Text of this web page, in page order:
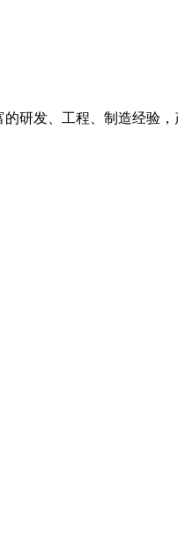
研发、工程、制造经验